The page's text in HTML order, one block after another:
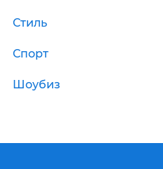
Стиль
Спорт
Шоубиз